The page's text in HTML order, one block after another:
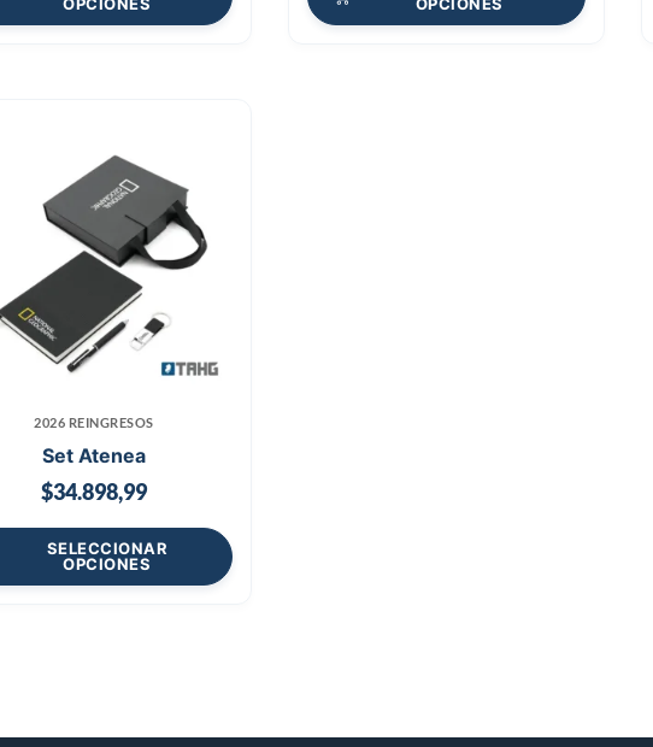
2026 REINGRESOS
Set Atenea
$34.898,99
SELECCIONAR
OPCIONES